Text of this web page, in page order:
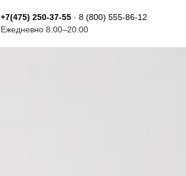
8 800 555-86-12
Бесплатно по РФ
+7(475) 250-37-55 · 8 (800) 555-86-12
Ежедневно 8:00–20:00